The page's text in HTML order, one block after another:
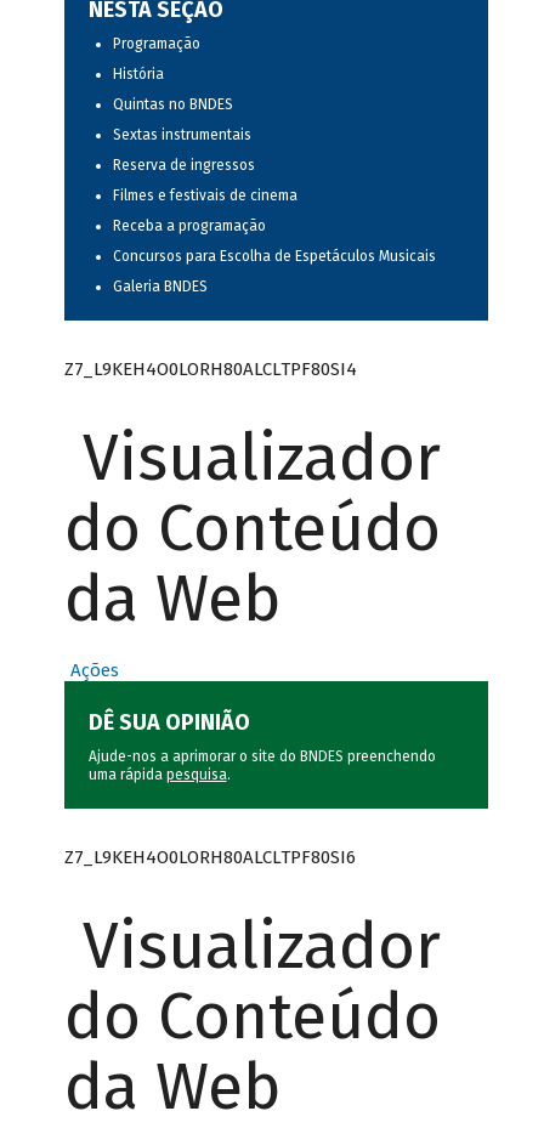
NESTA SEÇÃO
Programação
História
Quintas no BNDES
Sextas instrumentais
Reserva de ingressos
Filmes e festivais de cinema
Receba a programação
Concursos para Escolha de Espetáculos Musicais
Galeria BNDES
Z7_L9KEH4O0LORH80ALCLTPF80SI4
Visualizador
do Conteúdo
da Web
Ações
DÊ SUA OPINIÃO
Ajude-nos a aprimorar o site do BNDES preenchendo
uma rápida pesquisa.
Z7_L9KEH4O0LORH80ALCLTPF80SI6
Visualizador
do Conteúdo
da Web